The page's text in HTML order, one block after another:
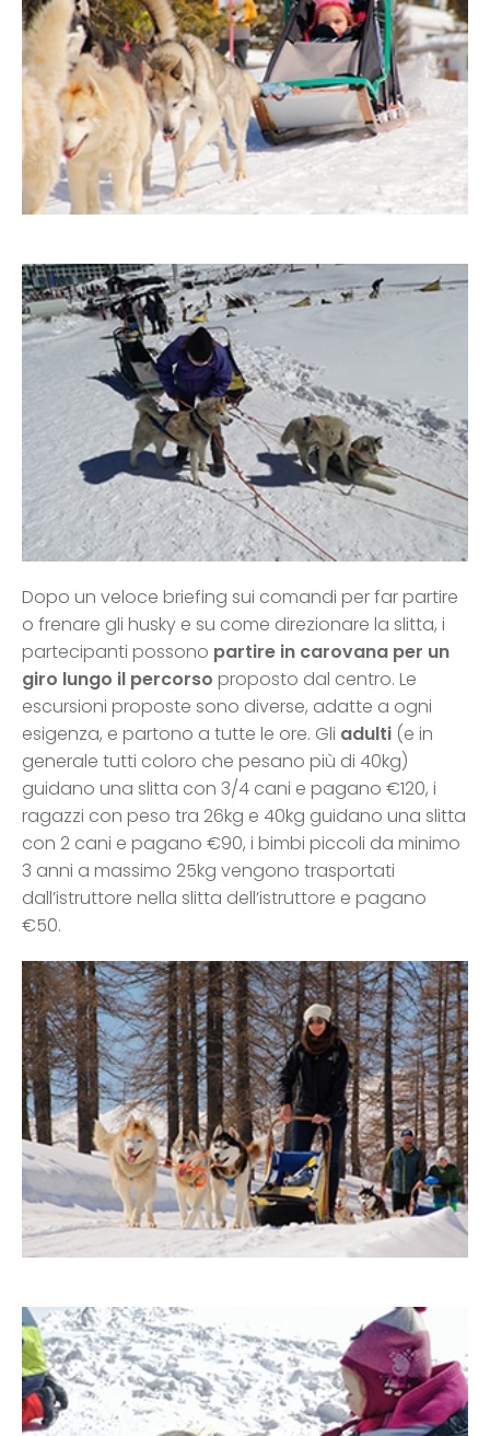
Dopo un veloce briefing sui comandi per far partire
o frenare gli husky e su come direzionare la slitta, i
partecipanti possono partire in carovana per un
giro lungo il percorso proposto dal centro. Le
escursioni proposte sono diverse, adatte a ogni
esigenza, e partono a tutte le ore. Gli adulti (e in
generale tutti coloro che pesano più di 40kg)
guidano una slitta con 3/4 cani e pagano €120, i
ragazzi con peso tra 26kg e 40kg guidano una slitta
con 2 cani e pagano €90, i bimbi piccoli da minimo
3 anni a massimo 25kg vengono trasportati
dall’istruttore nella slitta dell’istruttore e pagano
€50.